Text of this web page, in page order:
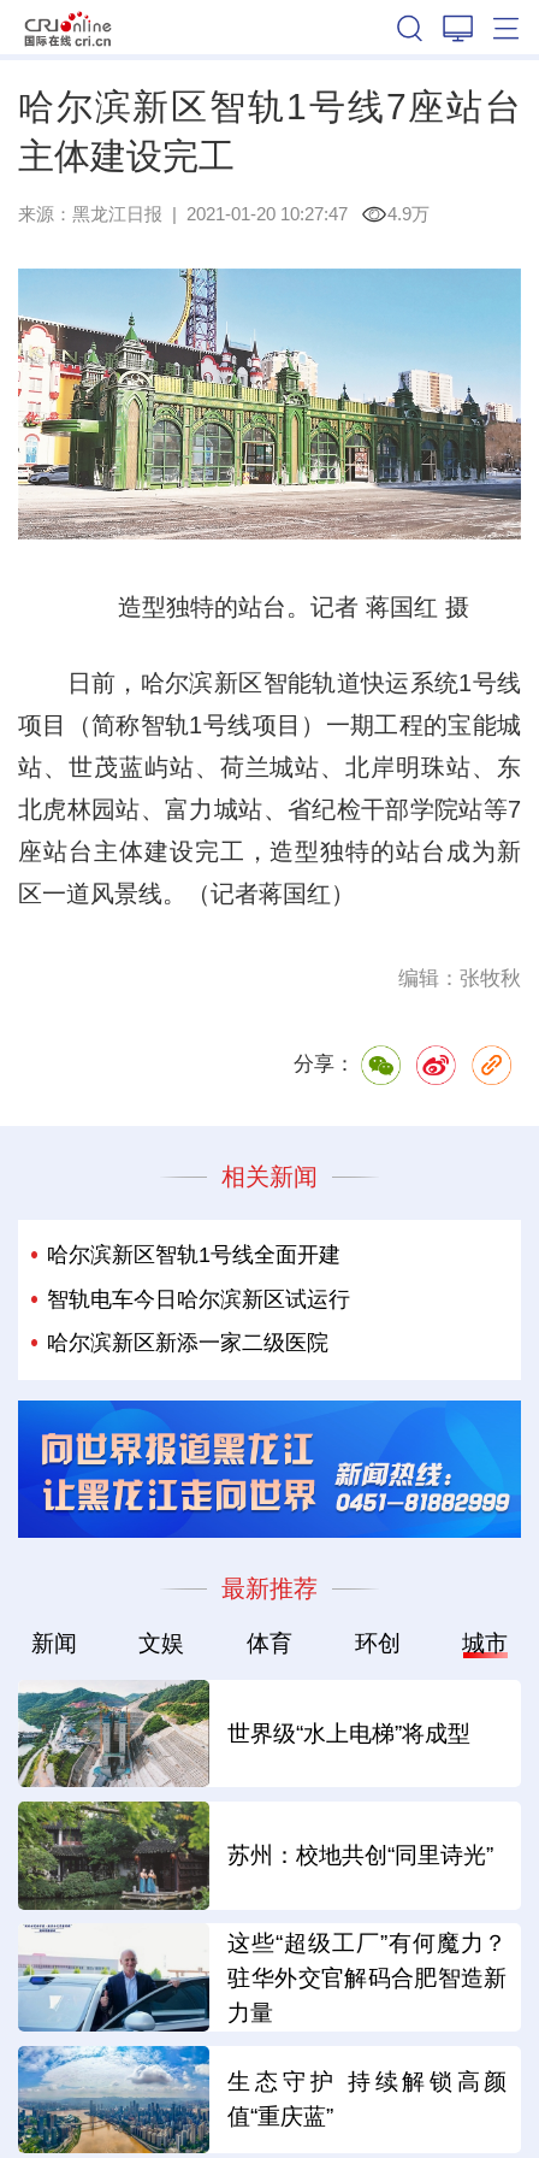
哈尔滨新区智轨1号线7座站台
主体建设完工
来源： 黑龙江日报 | 2021-01-20 10:27:47 4.9万
造型独特的站台。记者 蒋国红 摄
日前，哈尔滨新区智能轨道快运系统1号线
项目（简称智轨1号线项目）一期工程的宝能城
站、世茂蓝屿站、荷兰城站、北岸明珠站、东
北虎林园站、富力城站、省纪检干部学院站等7
座站台主体建设完工，造型独特的站台成为新
区一道风景线。（记者蒋国红）
编辑：张牧秋
分享：
相关新闻
哈尔滨新区智轨1号线全面开建
智轨电车今日哈尔滨新区试运行
哈尔滨新区新添一家二级医院
最新推荐
新闻 文娱 体育 环创 城市
世界级“水上电梯”将成型
苏州：校地共创“同里诗光”
这些“超级工厂”有何魔力？
驻华外交官解码合肥智造新
力量
生态守护 持续解锁高颜
值“重庆蓝”